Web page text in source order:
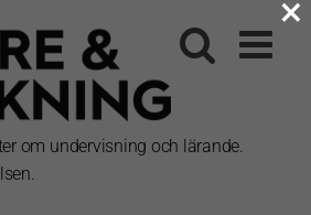
om undervisning och lärande.